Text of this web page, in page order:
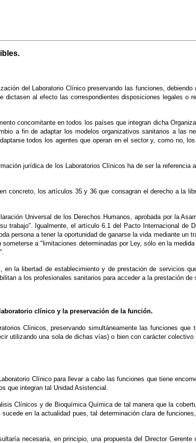
del Laboratorio Clínico preservando las funciones,
al efecto las correspondientes disposiciones legales o
concomitante en todos los países que integran dicha
a fin de adaptar los modelos organizativos sanitarios a las
todos los agentes que operan en el sector y, como no,
jurídica de los Laboratorios Clínicos ha de ser la referencia
concreto, los artículos 35 y 36 que consagran el derecho a la
Universal de los Derechos Humanos, aprobada por la
trabajo". Igualmente, el artículo 6.1 del Pacto Internacional de
persona a tener la oportunidad de ganarse la vida mediante un
a "limitaciones determinadas por Ley, sólo en la
la libertad de establecimiento y de prestación de servicios
a los profesionales sanitarios para acceder a la prestación
clínico y la preservación de la función.
Clínicos, preservando simultáneamente las funciones
utilizando una sola de dichas vías) o bien con carácter
Clínico para llevar a cabo las funciones que tiene
que integran tal Unidad Asistencial.
Clínicos y de Bioquímica Química de tal manera que la
en la actualidad pues, tal determinación clara de
necesaria, en principio, una propuesta del Director